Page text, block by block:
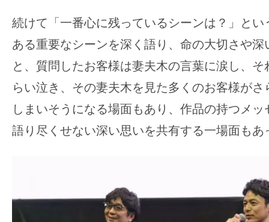
続けて「一番心に残っているシーンは？」とい
ある重要なシーンを深く語り、命の大切さや
と、質問したお客様は妻夫木の言葉に涙し、
らい泣き、その妻夫木を見た多くのお客様が
しまいそうになる場面もあり、作品の持つメ
語り尽くせない深い思いを共有する一場面もあ